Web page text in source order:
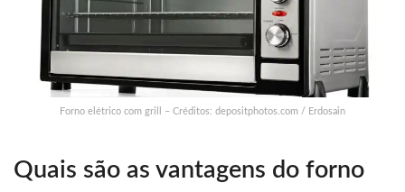
Forno elétrico com grill – Créditos: depositphotos.com / Erdosain
Quais são as vantagens do forno